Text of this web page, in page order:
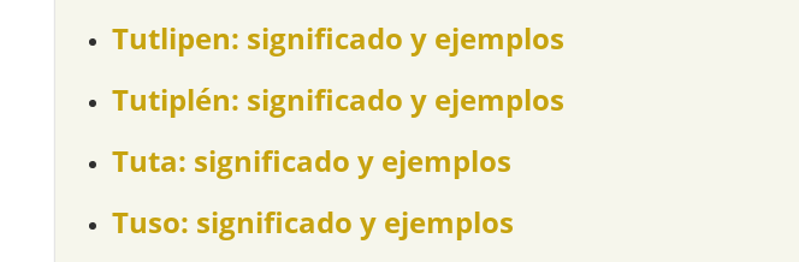
Tutlipen: significado y ejemplos
Tutiplén: significado y ejemplos
Tuta: significado y ejemplos
Tuso: significado y ejemplos